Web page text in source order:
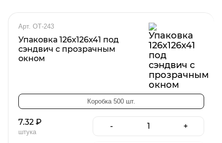
Арт. ОТ-243
Упаковка 126х126х41 под
сэндвич с прозрачным
окном
Коробка 500 шт.
7.32 ₽
штука
- +